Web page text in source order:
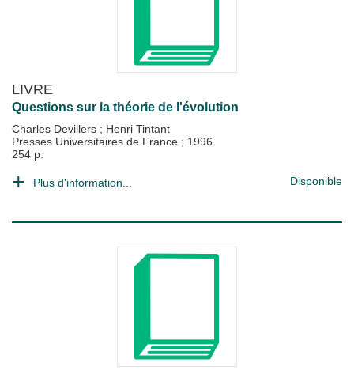
LIVRE
Questions sur la théorie de l'évolution
Charles Devillers ; Henri Tintant
Presses Universitaires de France ; 1996
254 p.
Plus d'information... Disponible